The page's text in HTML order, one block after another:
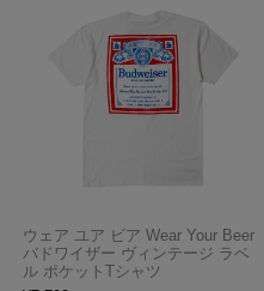
ウェア ユア ビア Wear Your Beer
バドワイザー ヴィンテージ ラベ
ル ポケットTシャツ